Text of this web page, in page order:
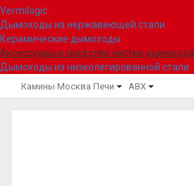
Vermilogic
Дымоходы из нержавеющей стали
Керамические дымоходы
Аксессуары и средства чистки дымохода
Дымоходы из низколегированной стали
Камины Москва Печи ABX